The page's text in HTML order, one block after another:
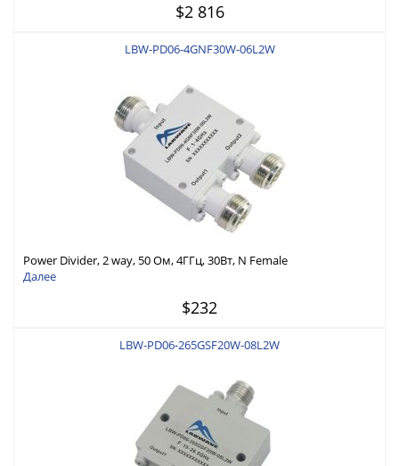
$2 816
LBW-PD06-4GNF30W-06L2W
Power Divider, 2 way, 50 Ом, 4ГГц, 30Вт, N Female
Далее
$232
LBW-PD06-265GSF20W-08L2W